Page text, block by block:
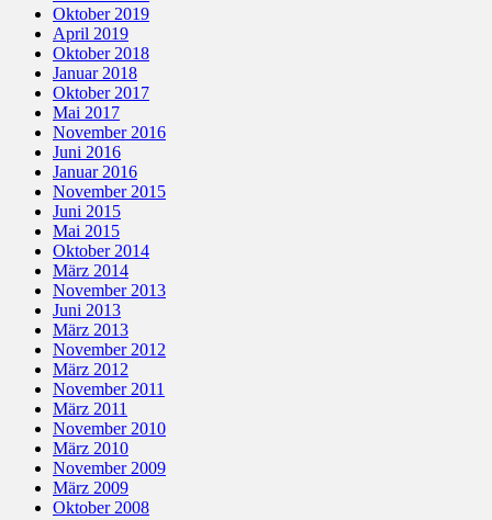
Oktober 2019
April 2019
Oktober 2018
Januar 2018
Oktober 2017
Mai 2017
November 2016
Juni 2016
Januar 2016
November 2015
Juni 2015
Mai 2015
Oktober 2014
März 2014
November 2013
Juni 2013
März 2013
November 2012
März 2012
November 2011
März 2011
November 2010
März 2010
November 2009
März 2009
Oktober 2008